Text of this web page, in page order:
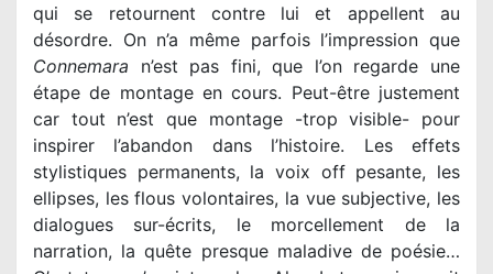
qui se retournent contre lui et appellent au
désordre. On n’a même parfois l’impression que
Connemara n’est pas fini, que l’on regarde une
étape de montage en cours. Peut-être justement
car tout n’est que montage -trop visible- pour
inspirer l’abandon dans l’histoire. Les effets
stylistiques permanents, la voix off pesante, les
ellipses, les flous volontaires, la vue subjective, les
dialogues sur-écrits, le morcellement de la
narration, la quête presque maladive de poésie…